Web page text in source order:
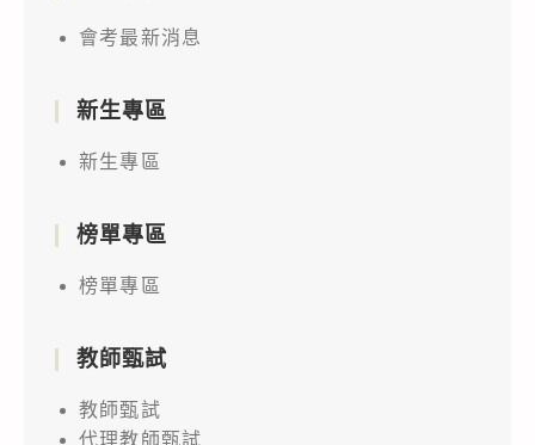
會考最新消息
新生專區
新生專區
榜單專區
榜單專區
教師甄試
教師甄試
代理教師甄試